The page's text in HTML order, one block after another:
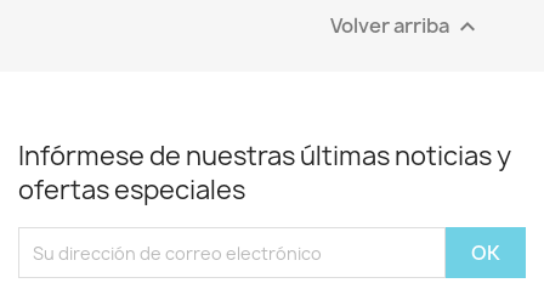
Volver arriba 
Infórmese de nuestras últimas noticias y
ofertas especiales